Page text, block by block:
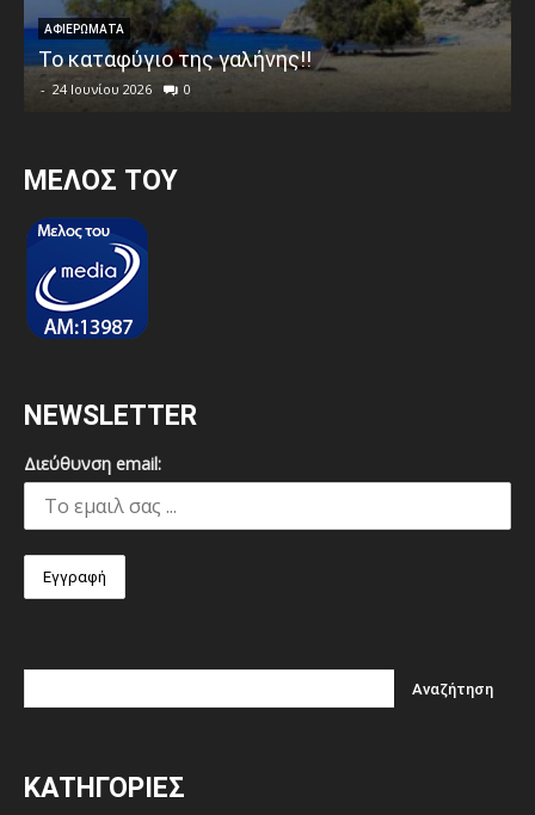
ΑΦΙΕΡΩΜΑΤΑ
Το καταφύγιο της γαλήνης!!
- 24 Ιουνίου 2026 0
MEΛΟΣ ΤΟΥ
NEWSLETTER
Διεύθυνση email:
ΚΑΤΗΓΟΡΙΕΣ